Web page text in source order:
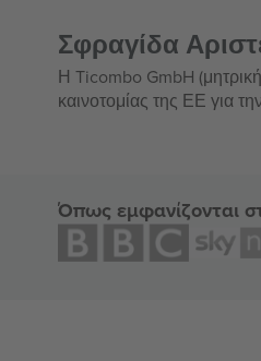
Σφραγίδα
Η Ticombo GmbH
καινοτομίας της ΕΕ για
Όπως εμφανίζονται